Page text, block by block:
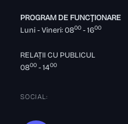
PROGRAM DE FUNCȚIONARE
Luni - Vineri: 0800 - 1600
RELAȚII CU PUBLICUL
0800 - 1400
SOCIAL: